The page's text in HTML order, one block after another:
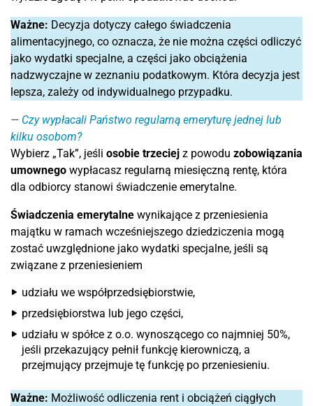
Ważne: Decyzja dotyczy całego świadczenia
alimentacyjnego, co oznacza, że nie można części odliczyć
jako wydatki specjalne, a części jako obciążenia
nadzwyczajne w zeznaniu podatkowym. Która decyzja jest
lepsza, zależy od indywidualnego przypadku.
Czy wypłacali Państwo regularną emeryturę jednej lub
kilku osobom?
Wybierz „Tak”, jeśli osobie trzeciej z powodu zobowiązania
umownego wypłacasz regularną miesięczną rentę, która
dla odbiorcy stanowi świadczenie emerytalne.
Świadczenia emerytalne wynikające z przeniesienia
majątku w ramach wcześniejszego dziedziczenia mogą
zostać uwzględnione jako wydatki specjalne, jeśli są
związane z przeniesieniem
udziału we współprzedsiębiorstwie,
przedsiębiorstwa lub jego części,
udziału w spółce z o.o. wynoszącego co najmniej 50%,
jeśli przekazujący pełnił funkcję kierowniczą, a
przejmujący przejmuje tę funkcję po przeniesieniu.
Ważne: Możliwość odliczenia rent i obciążeń ciągłych